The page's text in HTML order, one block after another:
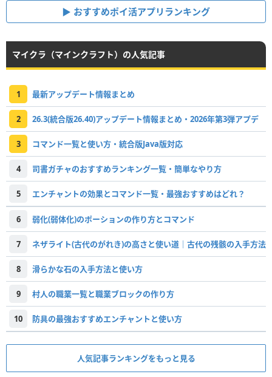
おすすめポイ活アプリランキング
マイクラ（マインクラフト）の人気記事
1 最新アップデート情報まとめ
2 26.3(統合版26.40)アップデート情報まとめ・2026年第3弾アプデ
3 コマンド一覧と使い方・統合版Java版対応
4 司書ガチャのおすすめランキング一覧・簡単なやり方
5 エンチャントの効果とコマンド一覧・最強おすすめはどれ？
6 弱化(弱体化)のポーションの作り方とコマンド
7 ネザライト(古代のがれき)の高さと使い道｜古代の残骸の入手方法
8 滑らかな石の入手方法と使い方
9 村人の職業一覧と職業ブロックの作り方
10 防具の最強おすすめエンチャントと使い方
人気記事ランキングをもっと見る